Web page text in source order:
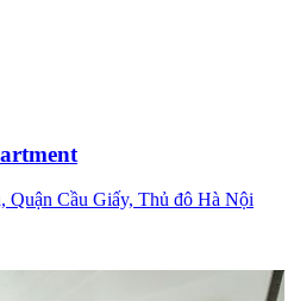
Quận Cầu Giấy, Thủ đô Hà Nội